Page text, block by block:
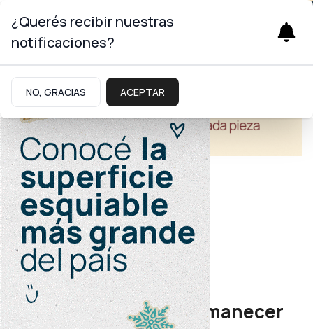
Turismo
Postales neuquinas
Cielos neuquinos: el amanecer
¿Querés recibir nuestras
notificaciones?
NO, GRACIAS ACEPTAR